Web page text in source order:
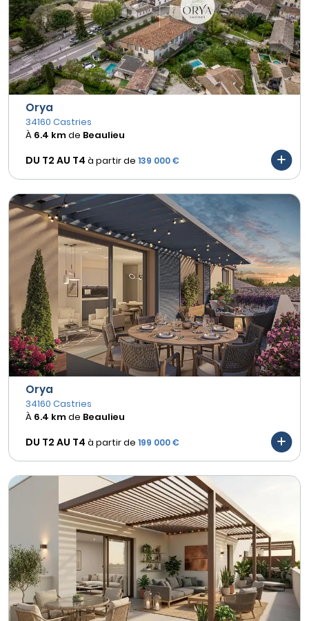
Orya
34160 Castries
À 6.4 kmde Beaulieu
DU T2 AU T4 à partir de 139 000 €
Orya
34160 Castries
À 6.4 kmde Beaulieu
DU T2 AU T4 à partir de 199 000 €